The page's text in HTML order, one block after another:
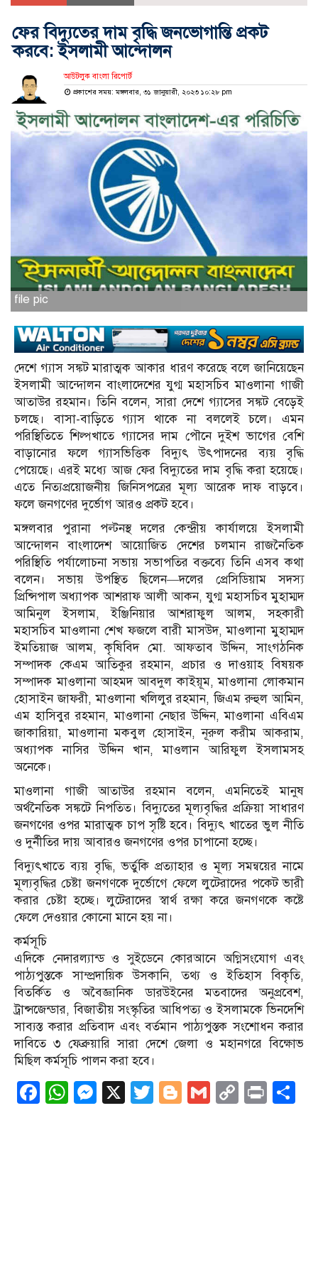
ফের বিদ্যুতের দাম বৃদ্ধি জনভোগান্তি প্রকট
করবে: ইসলামী আন্দোলন
আউটলুক বাংলা রিপোর্ট
প্রকাশের সময়: মঙ্গলবার, ৩১ জানুয়ারী, ২০২৩ ১০:২৮ pm
file pic
দেশে গ্যাস সঙ্কট মারাত্মক আকার ধারণ করেছে বলে জানিয়েছেন
ইসলামী আন্দোলন বাংলাদেশের যুগ্ম মহাসচিব মাওলানা গাজী
আতাউর রহমান। তিনি বলেন, সারা দেশে গ্যাসের সঙ্কট বেড়েই
চলছে। বাসা-বাড়িতে গ্যাস থাকে না বললেই চলে। এমন
পরিস্থিতিতে শিল্পখাতে গ্যাসের দাম পৌনে দুইশ ভাগের বেশি
বাড়ানোর ফলে গ্যাসভিত্তিক বিদ্যুৎ উৎপাদনের ব্যয় বৃদ্ধি
পেয়েছে। এরই মধ্যে আজ ফের বিদ্যুতের দাম বৃদ্ধি করা হয়েছে।
এতে নিত্যপ্রয়োজনীয় জিনিসপত্রের মূল্য আরেক দাফ বাড়বে।
ফলে জনগণের দুর্ভোগ আরও প্রকট হবে।
মঙ্গলবার পুরানা পল্টনস্থ দলের কেন্দ্রীয় কার্যালয়ে ইসলামী
আন্দোলন বাংলাদেশ আয়োজিত দেশের চলমান রাজনৈতিক
পরিস্থিতি পর্যালোচনা সভায় সভাপতির বক্তব্যে তিনি এসব কথা
বলেন। সভায় উপস্থিত ছিলেন—দলের প্রেসিডিয়াম সদস্য
প্রিন্সিপাল অধ্যাপক আশরাফ আলী আকন, যুগ্ম মহাসচিব মুহাম্মদ
আমিনুল ইসলাম, ইঞ্জিনিয়ার আশরাফুল আলম, সহকারী
মহাসচিব মাওলানা শেখ ফজলে বারী মাসউদ, মাওলানা মুহাম্মদ
ইমতিয়াজ আলম, কৃষিবিদ মো. আফতাব উদ্দিন, সাংগঠনিক
সম্পাদক কেএম আতিকুর রহমান, প্রচার ও দাওয়াহ বিষয়ক
সম্পাদক মাওলানা আহমদ আবদুল কাইয়ূম, মাওলানা লোকমান
হোসাইন জাফরী, মাওলানা খলিলুর রহমান, জিএম রুহুল আমিন,
এম হাসিবুর রহমান, মাওলানা নেছার উদ্দিন, মাওলানা এবিএম
জাকারিয়া, মাওলানা মকবুল হোসাইন, নূরুল করীম আকরাম,
অধ্যাপক নাসির উদ্দিন খান, মাওলান আরিফুল ইসলামসহ
অনেকে।
মাওলানা গাজী আতাউর রহমান বলেন, এমনিতেই মানুষ
অর্থনৈতিক সঙ্কটে নিপতিত। বিদ্যুতের মূল্যবৃদ্ধির প্রক্রিয়া সাধারণ
জনগণের ওপর মারাত্মক চাপ সৃষ্টি হবে। বিদ্যুৎ খাতের ভুল নীতি
ও দুর্নীতির দায় আবারও জনগণের ওপর চাপানো হচ্ছে।
বিদ্যুৎখাতে ব্যয় বৃদ্ধি, ভর্তুকি প্রত্যাহার ও মূল্য সমন্বয়ের নামে
মূল্যবৃদ্ধির চেষ্টা জনগণকে দুর্ভোগে ফেলে লুটেরাদের পকেট ভারী
করার চেষ্টা হচ্ছে। লুটেরাদের স্বার্থ রক্ষা করে জনগণকে কষ্টে
ফেলে দেওয়ার কোনো মানে হয় না।
কর্মসূচি
এদিকে নেদারল্যান্ড ও সুইডেনে কোরআনে অগ্নিসংযোগ এবং
পাঠ্যপুস্তকে সাম্প্রদায়িক উসকানি, তথ্য ও ইতিহাস বিকৃতি,
বিতর্কিত ও অবৈজ্ঞানিক ডারউইনের মতবাদের অনুপ্রবেশ,
ট্রান্সজেন্ডার, বিজাতীয় সংস্কৃতির আধিপত্য ও ইসলামকে ভিনদেশি
সাব্যস্ত করার প্রতিবাদ এবং বর্তমান পাঠ্যপুস্তক সংশোধন করার
দাবিতে ৩ ফেব্রুয়ারি সারা দেশে জেলা ও মহানগরে বিক্ষোভ
মিছিল কর্মসূচি পালন করা হবে।
Facebook
WhatsApp
Messenger
X Twitter
Blogger
GmailCopy
Print